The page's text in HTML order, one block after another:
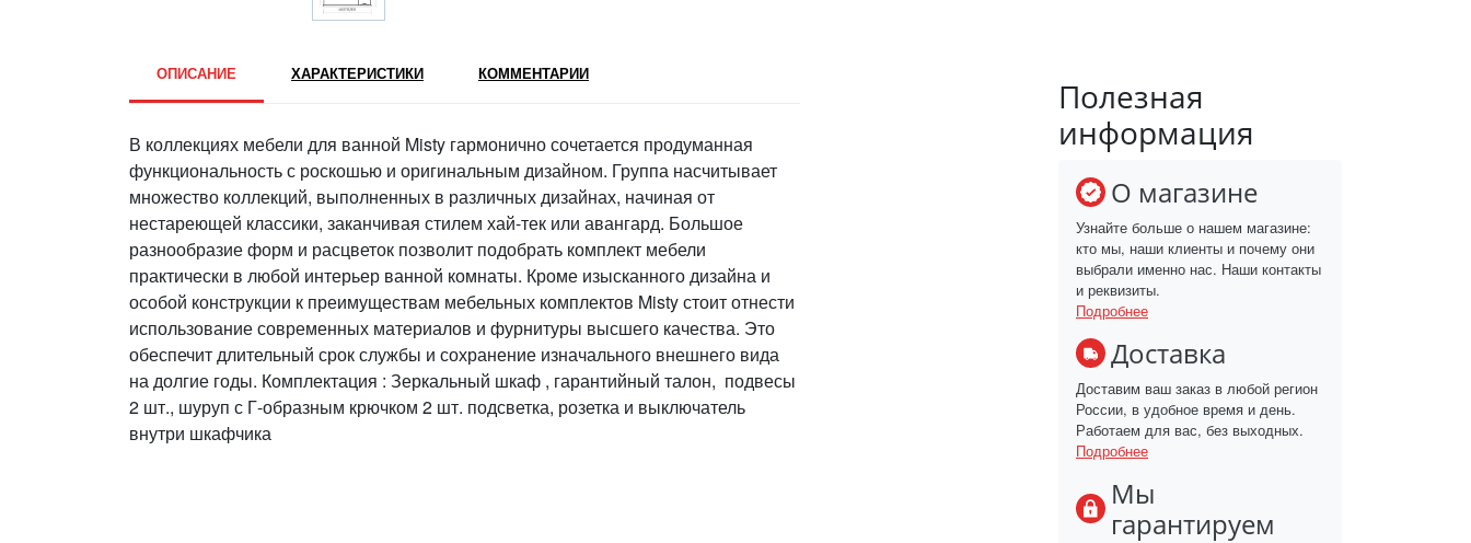
ОПИСАНИЕ ХАРАКТЕРИСТИКИ КОММЕНТАРИИ
В коллекциях мебели для ванной Misty гармонично сочетается продуманная
функциональность с роскошью и оригинальным дизайном. Группа насчитывает
множество коллекций, выполненных в различных дизайнах, начиная от
нестареющей классики, заканчивая стилем хай-тек или авангард. Большое
разнообразие форм и расцветок позволит подобрать комплект мебели
практически в любой интерьер ванной комнаты. Кроме изысканного дизайна и
особой конструкции к преимуществам мебельных комплектов Misty стоит отнести
использование современных материалов и фурнитуры высшего качества. Это
обеспечит длительный срок службы и сохранение изначального внешнего вида
на долгие годы. Комплектация : Зеркальный шкаф , гарантийный талон, подвесы
2 шт., шуруп с Г-образным крючком 2 шт. подсветка, розетка и выключатель
внутри шкафчика
Полезная
информация
О магазине
Узнайте больше о нашем магазине:
кто мы, наши клиенты и почему они
выбрали именно нас. Наши контакты
и реквизиты.
Подробнее
Доставка
Доставим ваш заказ в любой регион
России, в удобное время и день.
Работаем для вас, без выходных.
Подробнее
Мы
гарантируем